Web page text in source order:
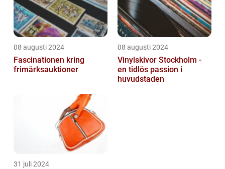
08 augusti 2024
Fascinationen kring
frimärksauktioner
08 augusti 2024
Vinylskivor Stockholm -
en tidlös passion i
huvudstaden
31 juli 2024